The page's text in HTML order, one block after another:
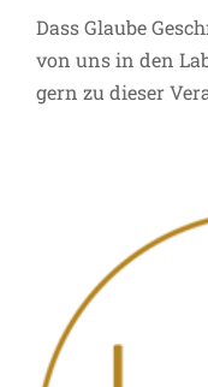
Dass Glaube
von uns in den
gern zu dieser